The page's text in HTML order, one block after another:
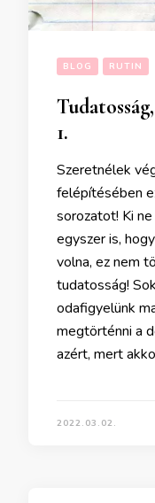
BLOG RUTIN
1.
Szeretnélek
felépítésében
sorozatot! Ki
egyszer is,
volna, ez nem
tudatosság!
odafigyelünk
megtörténni a
azért, mert
2022.03.02.